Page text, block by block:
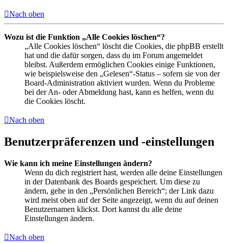
Nach oben
Wozu ist die Funktion „Alle Cookies löschen“?
„Alle Cookies löschen“ löscht die Cookies, die phpBB erstellt
hat und die dafür sorgen, dass du im Forum angemeldet
bleibst. Außerdem ermöglichen Cookies einige Funktionen,
wie beispielsweise den „Gelesen“-Status – sofern sie von der
Board-Administration aktiviert wurden. Wenn du Probleme
bei der An- oder Abmeldung hast, kann es helfen, wenn du
die Cookies löscht.
Nach oben
Benutzerpräferenzen und -einstellungen
Wie kann ich meine Einstellungen ändern?
Wenn du dich registriert hast, werden alle deine Einstellungen
in der Datenbank des Boards gespeichert. Um diese zu
ändern, gehe in den „Persönlichen Bereich“; der Link dazu
wird meist oben auf der Seite angezeigt, wenn du auf deinen
Benutzernamen klickst. Dort kannst du alle deine
Einstellungen ändern.
Nach oben